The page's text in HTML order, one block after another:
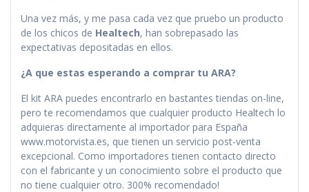
Una vez más, y me pasa cada vez que pruebo un producto
de los chicos de Healtech, han sobrepasado las
expectativas depositadas en ellos.
¿A que estas esperando a comprar tu ARA?
El kit ARA puedes encontrarlo en bastantes tiendas on-line,
pero te recomendamos que cualquier producto Healtech lo
adquieras directamente al importador para España
www.motorvista.es, que tienen un servicio post-venta
excepcional. Como importadores tienen contacto directo
con el fabricante y un conocimiento sobre el producto que
no tiene cualquier otro. 300% recomendado!